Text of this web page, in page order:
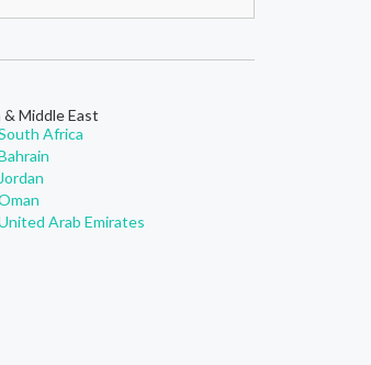
Middle East
Africa
Jordan
Arab Emirates